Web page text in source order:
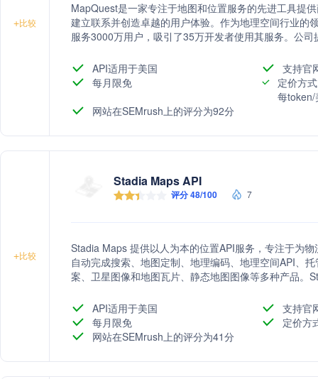
+比较
MapQuest是一家专注于地图和位置服务的先进工具提
建立联系并创造卓越的用户体验。作为地理空间行业的
服务3000万用户，吸引了35万开发者使用其服务。公
理空间解决方案和基于位置的能力需求。
API适用于美国
支持官
每月限免
定价方
每token/
网站在SEMrush上的评分为92分
+比较
Stadia Maps API
评分 48/100 7
Stadia Maps 提供以人为本的位置API服务，专注于为
自动完成搜索、地图定制、地理编码、地理空间API、
案、卫星图像和地图瓦片、静态地图图像等多种产品。
100%的客户隐私保护，提供高质量的位置中心体验。
API适用于美国
支持官
每月限免
定价方
网站在SEMrush上的评分为41分